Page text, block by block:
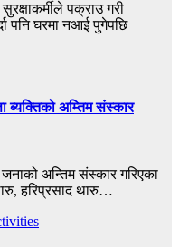
पक्राउ गरी
पनि घरमा नआई पुगेपछि
ब्यक्तिको अम्तिम संस्कार
जनाको अन्तिम संस्कार गरिएका
हरिप्रसाद थारु…